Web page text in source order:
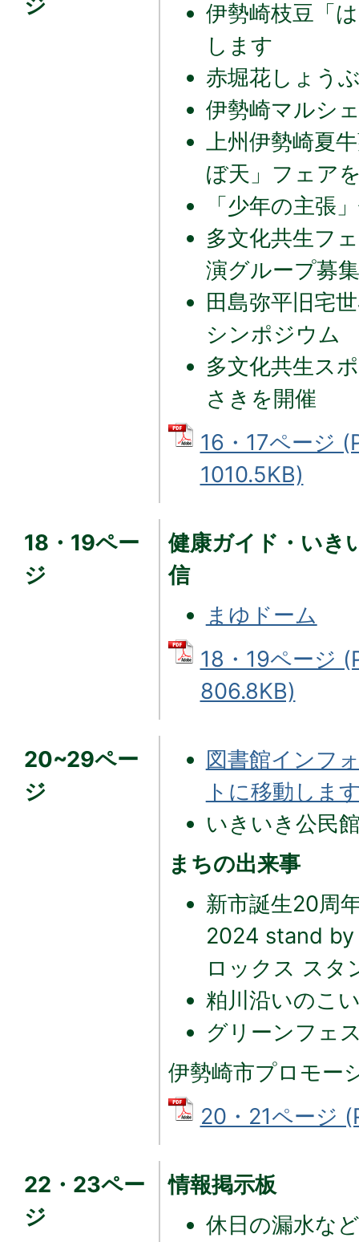
伊勢崎枝豆「
します
赤堀花しょう
伊勢崎マルシ
上州伊勢崎夏
ぼ天」フェア
「少年の主張
多文化共生フ
演グループ募集
田島弥平旧宅
シンポジウム
多文化共生ス
さきを開催
16・17ページ
1010.5KB)
18・19ペー
ジ
健康ガイド・いき
信
まゆドーム
18・19ページ
806.8KB)
20~29ペー
ジ
図書館インフ
トに移動しま
いきいき公民
まちの出来事
新市誕生20周
2024 stand by
ロックス スタ
粕川沿いのこ
グリーンフェ
伊勢崎市プロモー
20・21ページ
22・23ペー
ジ
情報掲示板
休日の漏水な